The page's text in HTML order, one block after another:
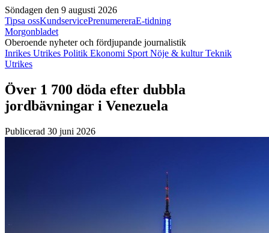
Söndagen den 9 augusti 2026
Tipsa ossKundservicePrenumereraE-tidning
Morgonbladet
Oberoende nyheter och fördjupande journalistik
Inrikes Utrikes Politik Ekonomi Sport Nöje & kulturTeknik
Utrikes
Över 1 700 döda efter dubbla
jordbävningar i Venezuela
Publicerad 30 juni 2026